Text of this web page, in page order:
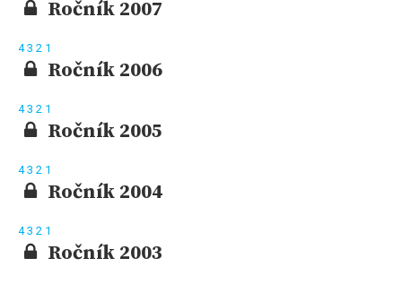
Ročník 2007
43 2 1
Ročník 2006
43 2 1
Ročník 2005
43 2 1
Ročník 2004
43 2 1
Ročník 2003